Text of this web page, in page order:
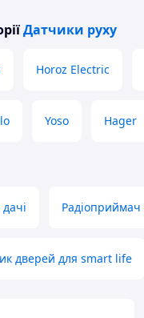
Датчики руху
Horoz Electric
Yoso Hager
дверей для smart life